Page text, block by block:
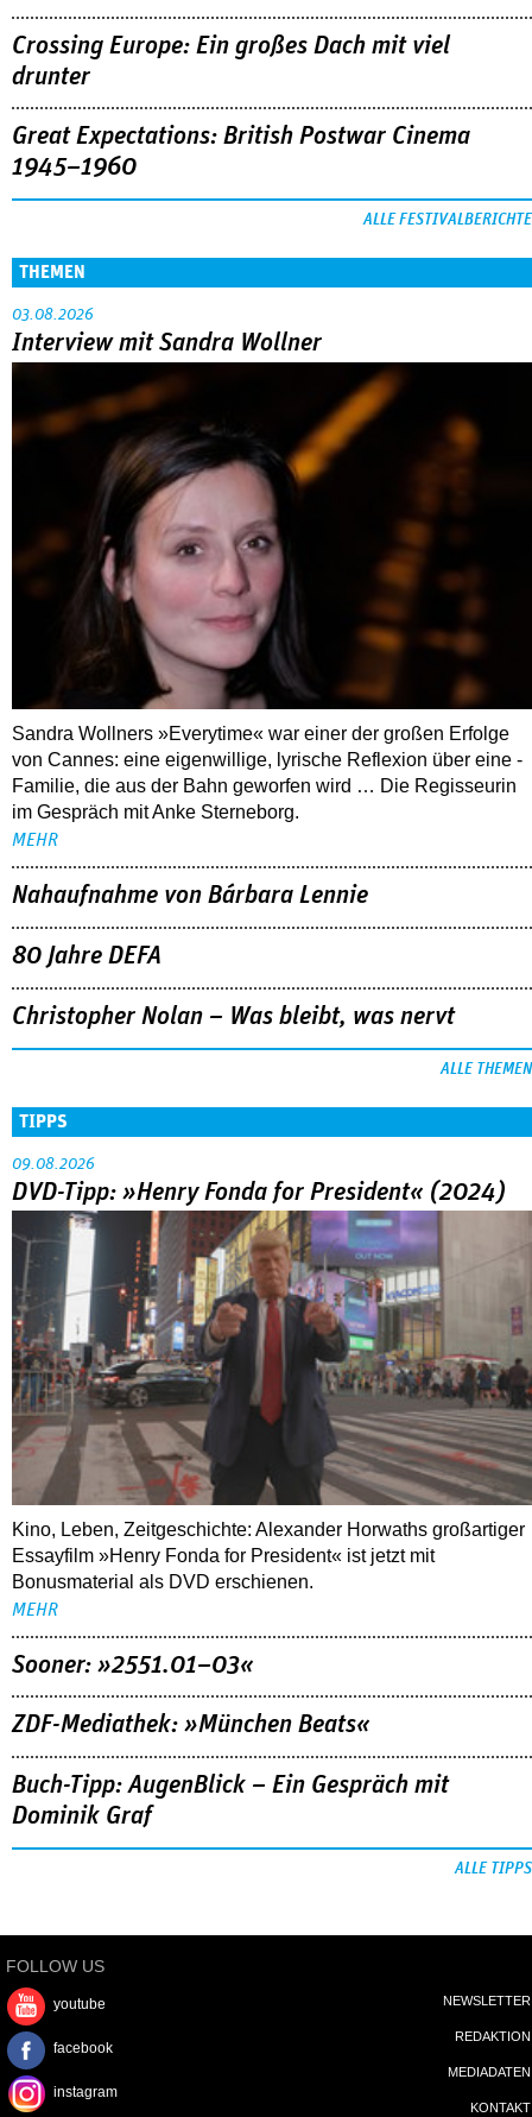
Crossing Europe: Ein großes Dach mit viel
drunter
Great Expectations: British Postwar Cinema
1945–1960
ALLE FESTIVALBERICHTE
THEMEN
03.08.2026
Interview mit Sandra Wollner
Sandra Wollners »Everytime« war einer der großen Erfolge
von Cannes: eine eigenwillige, lyrische Reflexion über eine ­
Familie, die aus der Bahn geworfen wird … Die Regisseurin
im Gespräch mit Anke Sterneborg.
MEHR
Nahaufnahme von Bárbara Lennie
80 Jahre DEFA
Christopher Nolan – Was bleibt, was nervt
ALLE THEMEN
TIPPS
09.08.2026
DVD-Tipp: »Henry Fonda for President« (2024)
Kino, Leben, Zeitgeschichte: Alexander Horwaths großartiger
Essayfilm »Henry Fonda for President« ist jetzt mit
Bonusmaterial als DVD erschienen.
MEHR
Sooner: »2551.01–03«
ZDF-Mediathek: »München Beats«
Buch-Tipp: AugenBlick – Ein Gespräch mit
Dominik Graf
ALLE TIPPS
FOLLOW US
youtube
facebook
instagram
NEWSLETTER
REDAKTION
MEDIADATEN
KONTAKT